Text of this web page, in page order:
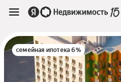
семейная ипотека 6%